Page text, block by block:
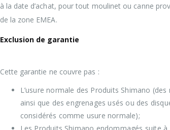
à la date d’achat, pour tout moulinet ou canne
de la zone EMEA.
Exclusion de garantie
Cette garantie ne couvre pas :
L’usure normale des Produits Shimano
ainsi que des engrenages usés ou des
considérés comme usure normale);
Les Produits Shimano endommagés suite